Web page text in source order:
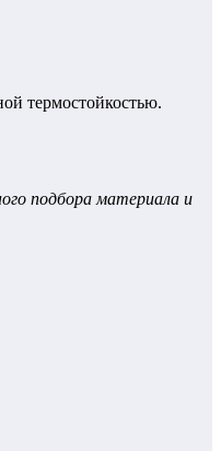
термостойкостью.
подбора материала и